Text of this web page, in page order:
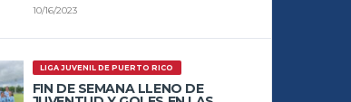
10/16/2023
LIGA JUVENIL DE PUERTO RICO
FIN DE SEMANA LLENO DE